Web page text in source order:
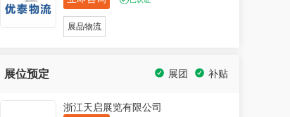
展品物流
展位预定 补贴
展团
浙江天启展览有限公司